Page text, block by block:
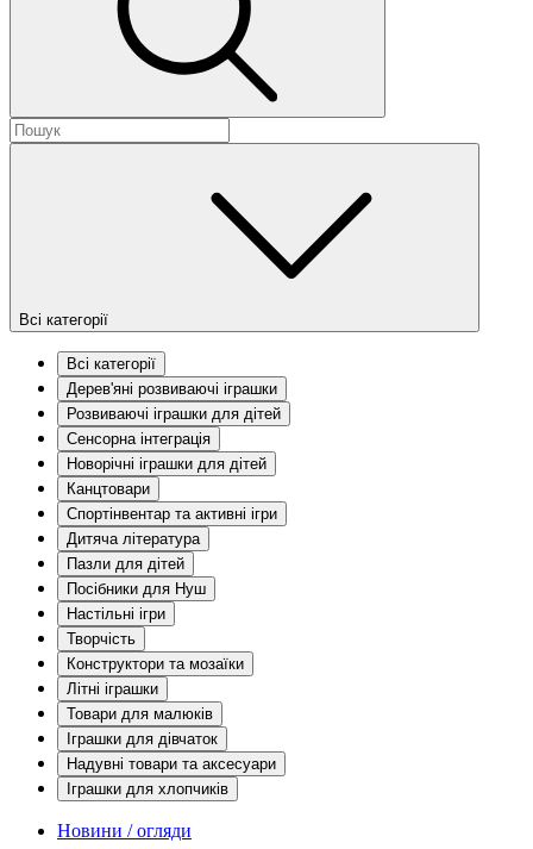
Всі категорії
Всі категорії
Дерев'яні розвиваючі іграшки
Розвиваючі іграшки для дітей
Сенсорна інтеграція
Новорічні іграшки для дітей
Канцтовари
Спортінвентар та активні ігри
Дитяча література
Пазли для дітей
Посібники для Нуш
Настільні ігри
Творчість
Конструктори та мозаїки
Літні іграшки
Товари для малюків
Іграшки для дівчаток
Надувні товари та аксесуари
Іграшки для хлопчиків
Новини / огляди